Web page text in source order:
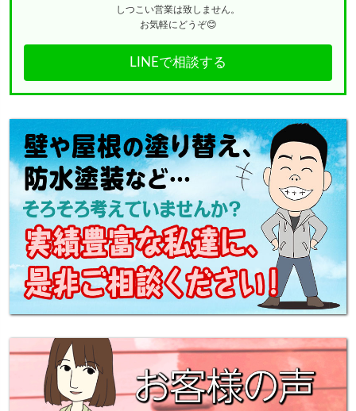
しつこい営業は致しません。
お気軽にどうぞ😊
LINEで相談する